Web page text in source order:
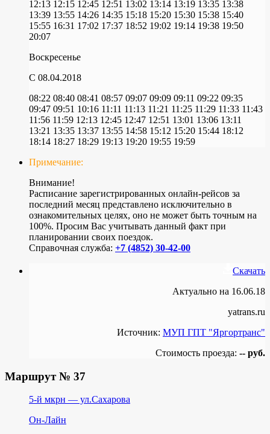
12:13 12:15 12:45 12:51 13:02 13:14 13:19 13:35 13:38
13:39 13:55 14:26 14:35 15:18 15:20 15:30 15:38 15:40
15:55 16:31 17:02 17:37 18:52 19:02 19:14 19:38 19:50
20:07
Воскресенье
C 08.04.2018
08:22 08:40 08:41 08:57 09:07 09:09 09:11 09:22 09:35
09:47 09:51 10:16 11:11 11:13 11:21 11:25 11:29 11:33 11:43
11:56 11:59 12:13 12:45 12:47 12:51 13:01 13:06 13:11
13:21 13:35 13:37 13:55 14:58 15:12 15:20 15:44 18:12
18:14 18:27 18:29 19:13 19:20 19:55 19:59
Примечание:
Внимание!
Расписание зарегистрированных онлайн-рейсов за
последний месяц представлено исключительно в
ознакомительных целях, оно не может быть точным на
100%. Просим Вас учитывать данный факт при
планировании своих поездок.
Справочная служба: +7 (4852) 30-42-00
Скачать
Актуально на 16.06.18
yatrans.ru
Источник: МУП ГПТ "Яргортранс"
Стоимость проезда: -- руб.
Маршрут № 37
5-й мкрн — ул.Сахарова
Он-Лайн